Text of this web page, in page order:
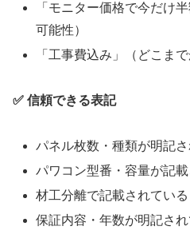
「モニター価格で今だけ
可能性）
「工事費込み」（どこま
✅ 信頼できる表記
パネル枚数・種類が明記
パワコン型番・容量が記
材工分離で記載されている
保証内容・年数が明記さ